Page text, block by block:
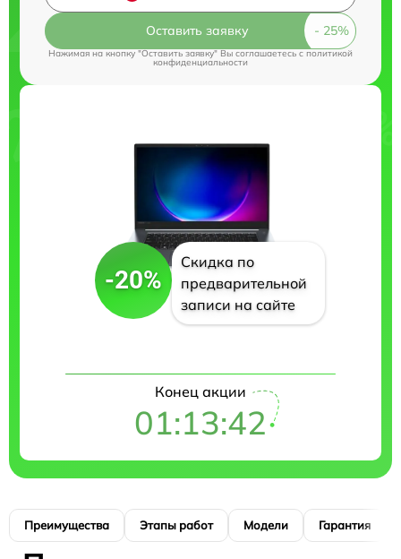
Оставить заявку
Нажимая на кнопку "Оставить заявку" Вы соглашаетесь cполитикой
конфиденциальности
-20%
Скидка по
предварительной
записи на сайте
Конец акции
01:13:41
Преимущества Этапы работ Модели Гарантия